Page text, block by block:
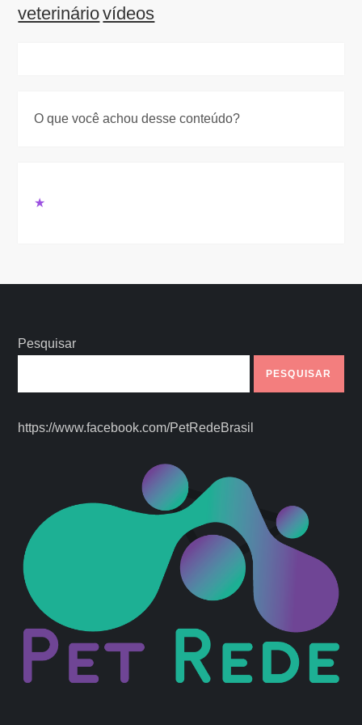
veterináriovídeos
O que você achou desse conteúdo?
★
Pesquisar
PESQUISAR
https://www.facebook.com/PetRedeBrasil